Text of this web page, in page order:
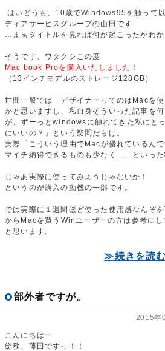
はいどうも、10歳でWindows95を触って
ディアサービスグループの山田です
…まぁタイトルを見れば何が起こったかわか
そうです、ワタクシこの度
Mac book Proを購入いたしました！
（13インチモデルのストレージ128GB）
世間一般では「デザイナーってのはMacを
かと思いますし、私自身そういった記事を何
が、ずーっとwindowsに触れてきた私にと
にいいの？」という疑問だらけ。
実際「こういう理由でMacが優れているん
マイチ納得できるものも少なく…、といった
じゃあ実際に使ってみようじゃないか！
というのが購入の動機の一部です。
では実際に１週間ほど使った使用感なんぞ
からMacを買うWinユーザーの方は参考に
と思います。
≫続きを読む
部外者ですが。
2015年
こんにちはー
総務、藤田ですっ！！